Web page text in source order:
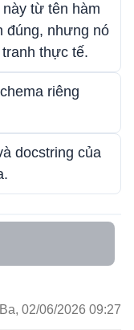
từ tên hàm
đúng, nhưng nó
thực tế.
riêng
docstring của
02/06/2026 09:27